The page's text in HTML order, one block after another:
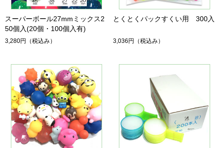
スーパーボール27mmミックス2
50個入(20個・100個入有)
3,280円 （税込み）
とくとくパックすくい用 300入
3,036円 （税込み）